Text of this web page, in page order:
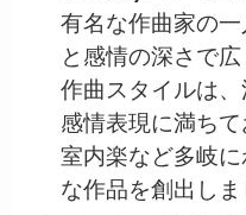
有名な作曲家の
と感情の深さで
作曲スタイルは
感情表現に満ちて
室内楽など多岐
な作品を創出しま